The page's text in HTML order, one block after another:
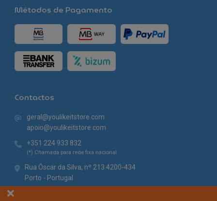
Métodos de Pagamento
Contactos
geral@youlikeitstore.com
apoio@youlikeitstore.com
+351 224 933 832
(*) Chamada para rede fixa nacional
Rua Óscar da Silva, nº 213 4200-434
Porto - Portugal